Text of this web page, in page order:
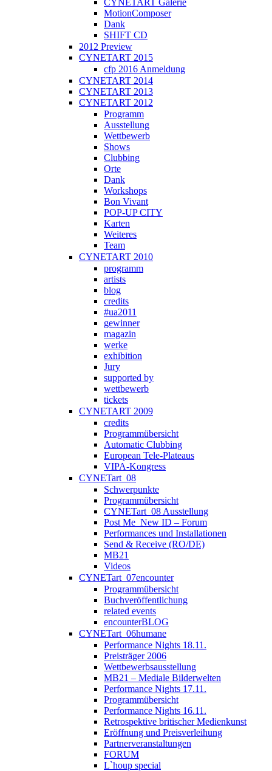
MotionComposer
Dank
SHIFT CD
2012 Preview
CYNETART 2015
cfp 2016 Anmeldung
CYNETART 2014
CYNETART 2013
CYNETART 2012
Programm
Ausstellung
Wettbewerb
Shows
Clubbing
Orte
Dank
Workshops
Bon Vivant
POP-UP CITY
Karten
Weiteres
Team
CYNETART 2010
programm
artists
blog
credits
#ua2011
gewinner
magazin
werke
exhibition
Jury
supported by
wettbewerb
tickets
CYNETART 2009
credits
Programmübersicht
Automatic Clubbing
European Tele-Plateaus
VIPA-Kongress
CYNETart_08
Schwerpunkte
Programmübersicht
CYNETart_08 Ausstellung
Post Me_New ID – Forum
Performances und Installationen
Send & Receive (RO/DE)
MB21
Videos
CYNETart_07encounter
Programmübersicht
Buchveröffentlichung
related events
encounterBLOG
CYNETart_06humane
Performance Nights 18.11.
Preisträger 2006
Wettbewerbsausstellung
MB21 – Mediale Bilderwelten
Performance Nights 17.11.
Programmübersicht
Performance Nights 16.11.
Retrospektive britischer Medienkunst
Eröffnung und Preisverleihung
Partnerveranstaltungen
FORUM
L`houp special